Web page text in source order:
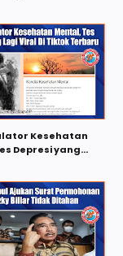
Kesehatan
Depresi yang